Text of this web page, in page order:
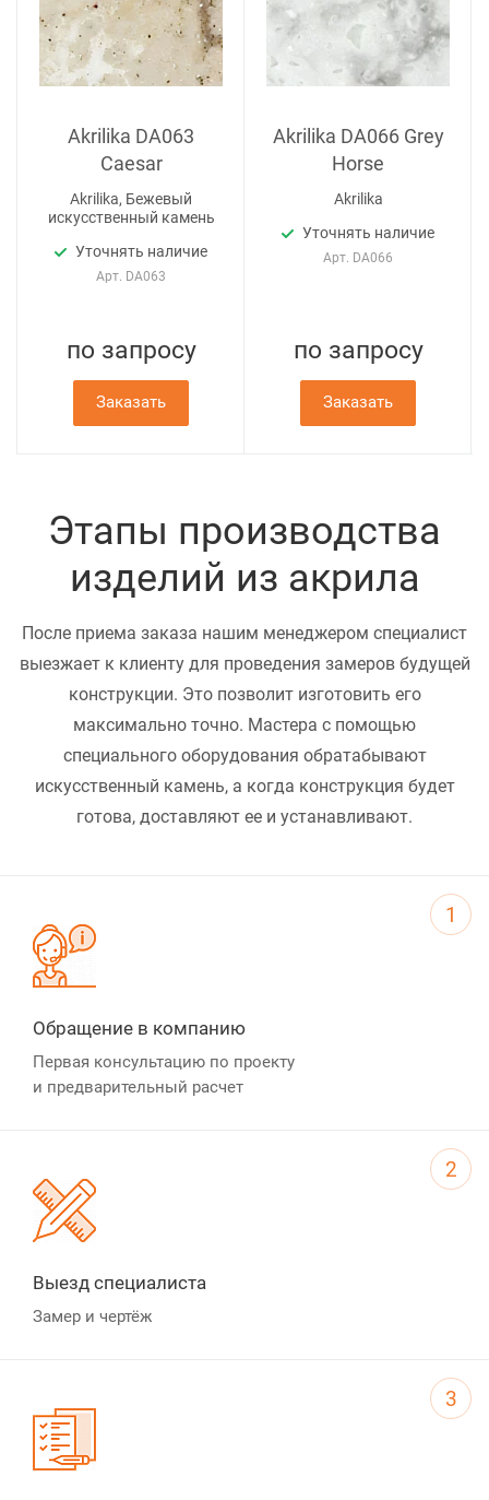
Akrilika DA063
Caesar
Akrilika, Бежевый
искусственный камень
Уточнять наличие
Арт. DA063
по запросу
Заказать
Akrilika DA066 Grey
Horse
Akrilika
Уточнять наличие
Арт. DA066
по запросу
Заказать
Этапы производства
изделий из акрила
После приема заказа нашим менеджером специалист
выезжает к клиенту для проведения замеров будущей
конструкции. Это позволит изготовить его
максимально точно. Мастера с помощью
специального оборудования обратабывают
искусственный камень, а когда конструкция будет
готова, доставляют ее и устанавливают.
1
Обращение в компанию
Первая консультацию по проекту
и предварительный расчет
2
Выезд специалиста
Замер и чертёж
3